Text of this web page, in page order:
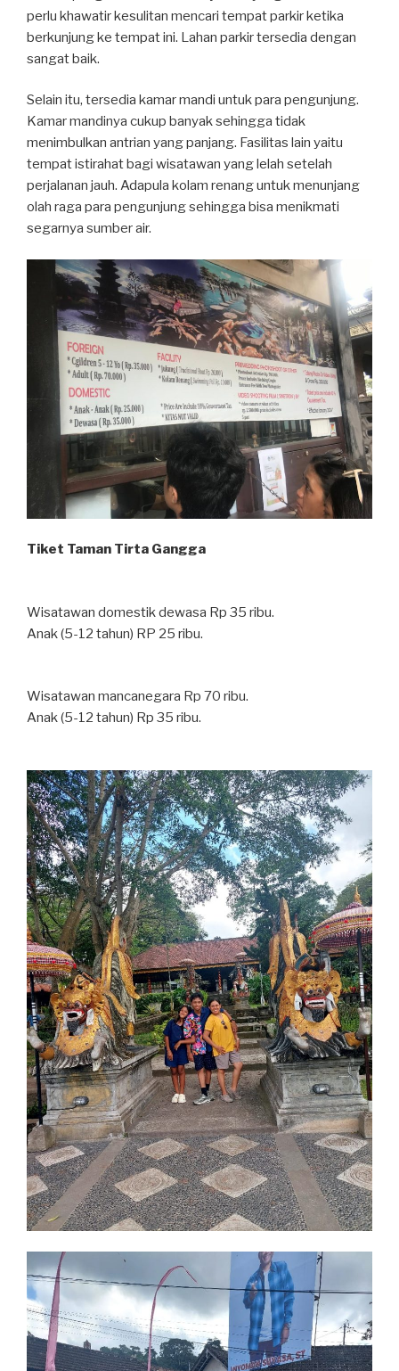
perlu khawatir kesulitan mencari tempat parkir ketika
berkunjung ke tempat ini. Lahan parkir tersedia dengan
sangat baik.
Selain itu, tersedia kamar mandi untuk para pengunjung.
Kamar mandinya cukup banyak sehingga tidak
menimbulkan antrian yang panjang. Fasilitas lain yaitu
tempat istirahat bagi wisatawan yang lelah setelah
perjalanan jauh. Adapula kolam renang untuk menunjang
olah raga para pengunjung sehingga bisa menikmati
segarnya sumber air.
Tiket Taman Tirta Gangga
Wisatawan domestik dewasa Rp 35 ribu.
Anak (5-12 tahun) RP 25 ribu.
Wisatawan mancanegara Rp 70 ribu.
Anak (5-12 tahun) Rp 35 ribu.